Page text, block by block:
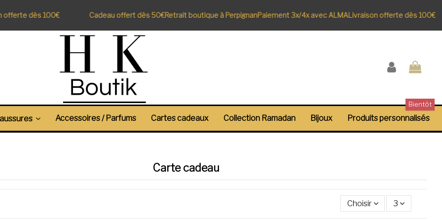
dès 100€ Cadeau offert dès 50€Retrait boutique à PerpignanPaiement 3x/4x avec ALMALivraison offerte dès 100€
Accessoires / Parfums Cartes cadeaux Collection Ramadan Bijoux Produits personnalisés
Bientôt
Carte cadeau
Choisir 3